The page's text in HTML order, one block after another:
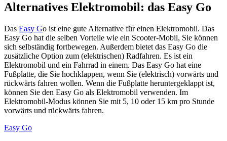
Alternatives Elektromobil: das Easy Go
Das Easy Go ist eine gute Alternative für einen Elektromobil. Das
Easy Go hat die selben Vorteile wie ein Scooter-Mobil, Sie können
sich selbständig fortbewegen. Außerdem bietet das Easy Go die
zusätzliche Option zum (elektrischen) Radfahren. Es ist ein
Elektromobil und ein Fahrrad in einem. Das Easy Go hat eine
Fußplatte, die Sie hochklappen, wenn Sie (elektrisch) vorwärts und
rückwärts fahren wollen. Wenn die Fußplatte heruntergeklappt ist,
können Sie den Easy Go als Elektromobil verwenden. Im
Elektromobil-Modus können Sie mit 5, 10 oder 15 km pro Stunde
vorwärts und rückwärts fahren.
Easy Go